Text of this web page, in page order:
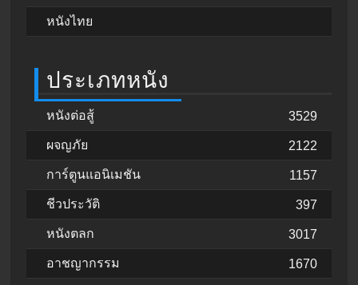
หนังไทย
ประเภทหนัง
หนังต่อสู้ 3529
ผจญภัย 2122
การ์ตูนแอนิเมชัน 1157
ชีวประวัติ 397
หนังตลก 3017
อาชญากรรม 1670